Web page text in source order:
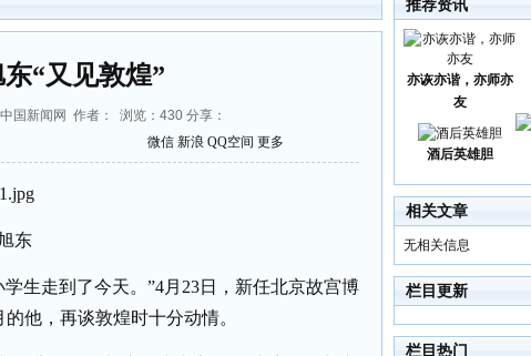
“又见敦煌”
国新闻网 作者： 浏览： 430 分享：
微信 新浪 QQ空间 更多
东
生走到了今天。”4月23日，新任北京故宫博
他，再谈敦煌时十分动情。
推荐资讯
亦诙亦谐，亦师亦
友
酒后英雄胆
相关文章
无相关信息
栏目更新
栏目热门